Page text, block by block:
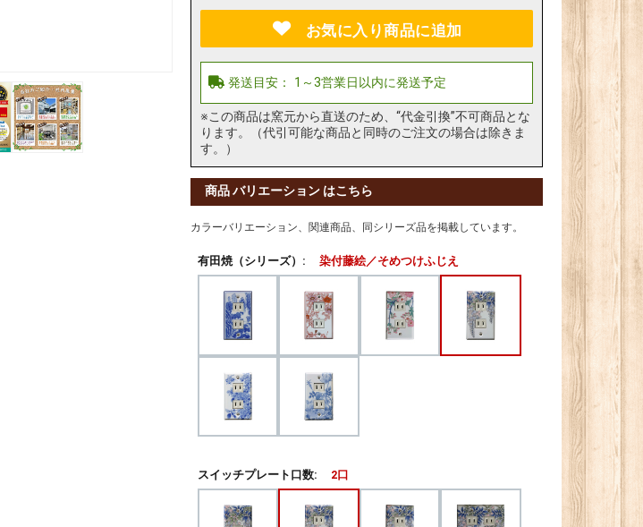
お気に入り商品に追加
※この商品は窯元から直送のため、“代金引換”不可商品とな
ります。（代引可能な商品と同時のご注文の場合は除きま
す。）
商品 バリエーション はこちら
カラーバリエーション、関連商品、同シリーズ品を掲載しています。
有田焼（シリーズ）: 染付藤絵／そめつけふじえ
スイッチプレート口数: 2口